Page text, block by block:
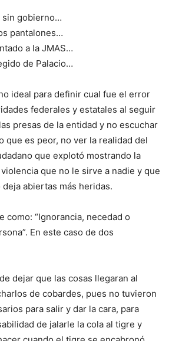
sin gobierno…
pantalones…
a la JMAS…
de Palacio…
ideal para definir cual fue el error
federales y estatales al seguir
presas de la entidad y no escuchar
que es peor, no ver la realidad del
que explotó mostrando la
que no le sirve a nadie y que
abiertas más heridas.
como: “Ignorancia, necedad o
En este caso de dos
dejar que las cosas llegaran al
de cobardes, pues no tuvieron
para salir y dar la cara, para
de jalarle la cola al tigre y